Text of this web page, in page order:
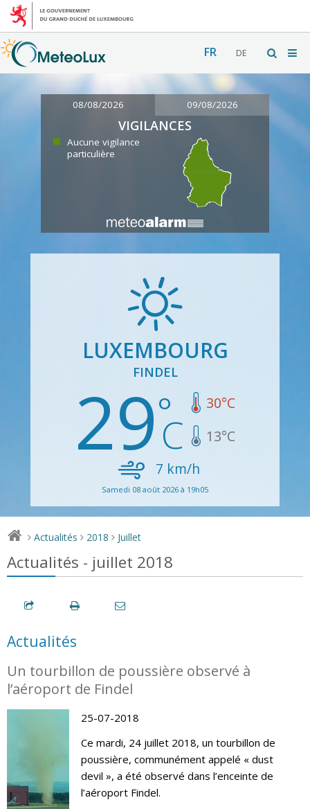
FR DE
08/08/2026 09/08/2026
VIGILANCES
Aucune vigilance
particulière
LUXEMBOURG
FINDEL
29 30°C
13°C
7 km/h
Samedi 08 août 2026 à 19h05
> Actualités > 2018 > Juillet
Actualités - juillet 2018
Actualités
Un tourbillon de poussière observé à
l’aéroport de Findel
25-07-2018
Ce mardi, 24 juillet 2018, un tourbillon de
poussière, communément appelé « dust
devil », a été observé dans l’enceinte de
l’aéroport Findel.